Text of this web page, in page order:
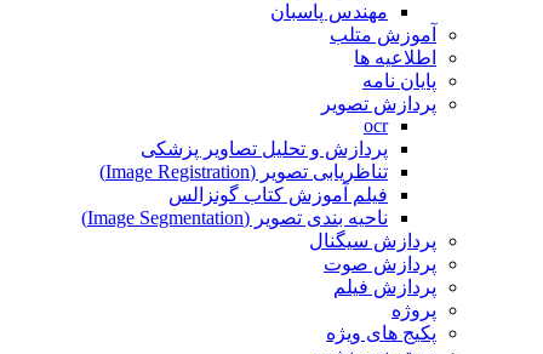
مهندس پاسبان
آموزش متلب
اطلاعیه ها
پایان نامه
پردازش تصویر
ocr
پردازش و تحلیل تصاویر پزشکی
تناظریابی تصویر (Image Registration)
فیلم آموزش کتاب گونزالس
ناحیه بندی تصویر (Image Segmentation)
پردازش سیگنال
پردازش صوت
پردازش فیلم
پروژه
پکیج های ویژه